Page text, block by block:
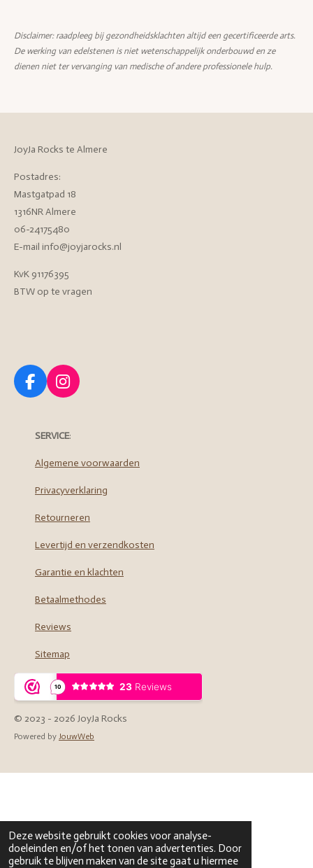
Deze website gebruikt cookies voor analyse-
doeleinden en/of het tonen van advertenties. Door
gebruik te blijven maken van de site gaat u hiermee
Disclaimer: raadpleeg bij gezondheidsklachten altijd een gecertificeerde arts.
De werking van edelstenen is niet wetenschappelijk onderbouwd en ze
dienen niet ter vervanging van medische of andere professionele hulp.
JoyJa Rocks te Almere
Postadres:
Mastgatpad 18
1316NR Almere
06-24175480
E-mail info@joyjarocks.nl
KvK 91176395
BTW op te vragen
F
a
e
o
k
I
n
t
g
a
SERVICE:
Algemene voorwaarden
Privacyverklaring
Retourneren
Levertijd en verzendkosten
Garantie en klachten
Betaalmethodes
Reviews
Sitemap
© 2023 - 2026 JoyJa Rocks
Powered by JouwWeb